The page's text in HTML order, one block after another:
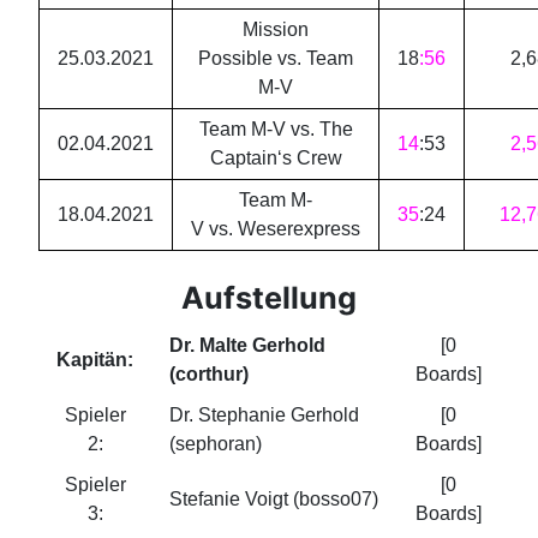
25.03.2021
Mission
Possible vs. Team
M-V
18:56 2,
02.04.2021
Team M-V vs. The
Captain‘s Crew
14:53 2,
18.04.2021
Team M-
V vs. Weserexpress
35:24 12,
Aufstellung
Kapitän:
Dr. Malte Gerhold
(corthur)
[0
Boards]
Spieler
2:
Dr. Stephanie Gerhold
(sephoran)
[0
Boards]
Spieler
3:
Stefanie Voigt (bosso07)
[0
Boards]